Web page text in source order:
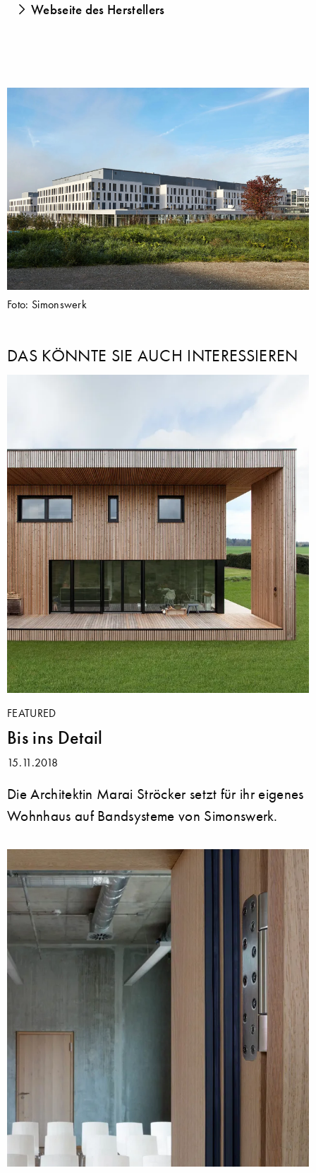
Webseite des Herstellers
Foto: Simonswerk
DAS KÖNNTE SIE AUCH INTERESSIEREN
FEATURED
Bis ins Detail
15.11.2018
Die Architektin Marai Ströcker setzt für ihr eigenes
Wohnhaus auf Bandsysteme von Simonswerk.